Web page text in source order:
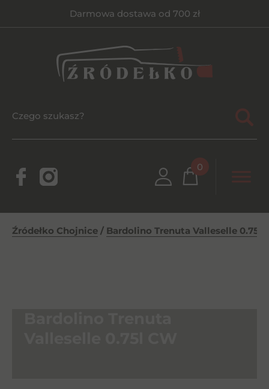
Darmowa dostawa od 700 zł
0
Źródełko Chojnice / Bardolino Trenuta Valleselle 0.75l